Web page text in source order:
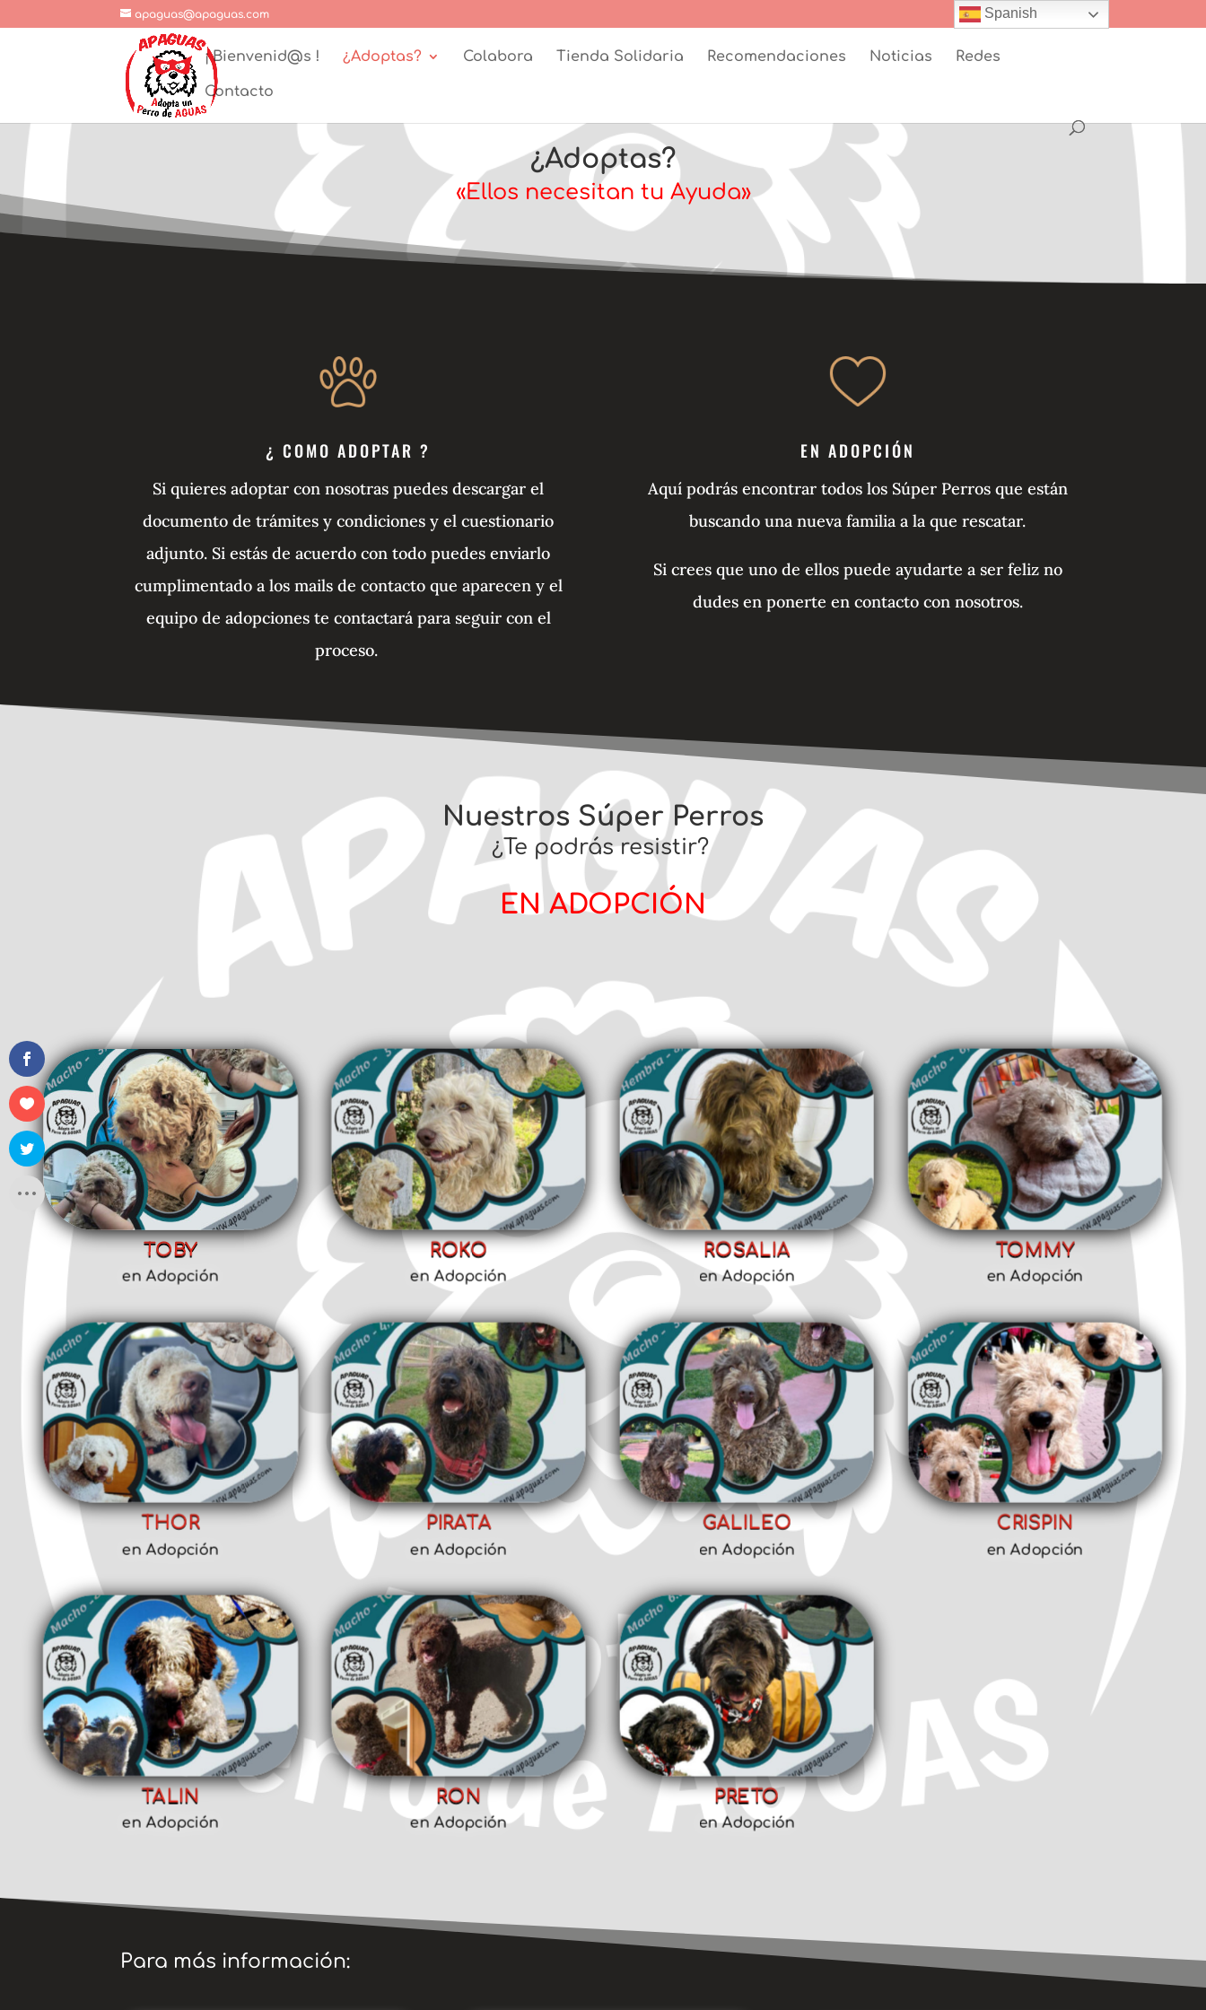
apaguas@apaguas.com
¡ Bienvenid@s ! ¿Adoptas? Colabora Tienda Solidaria Recomendaciones Noticias Redes
Contacto
¿Adoptas?
«Ellos necesitan tu Ayuda»
¿ COMO ADOPTAR ?
Si quieres adoptar con nosotras puedes descargar el
documento de trámites y condiciones y el cuestionario
adjunto. Si estás de acuerdo con todo puedes enviarlo
cumplimentado a los mails de contacto que aparecen y el
equipo de adopciones te contactará para seguir con el
proceso.
EN ADOPCIÓN
Aquí podrás encontrar todos los Súper Perros que están
buscando una nueva familia a la que rescatar.
Si crees que uno de ellos puede ayudarte a ser feliz no
dudes en ponerte en contacto con nosotros.
Nuestros Súper Perros
¿Te podrás resistir?
EN ADOPCIÓN
TOBY
en Adopción
ROKO
en Adopción
ROSALIA
en Adopción
TOMMY
en Adopción
THOR
en Adopción
PIRATA
en Adopción
GALILEO
en Adopción
CRISPIN
en Adopción
TALIN
en Adopción
RON
en Adopción
PRETO
en Adopción
Para más información:
Spanish